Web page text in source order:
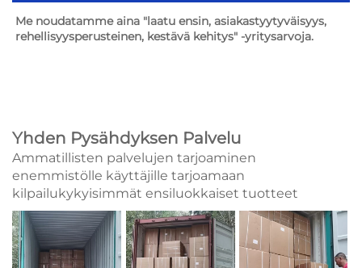
Me noudatamme aina "laatu ensin, asiakastyytyväisyys,
rehellisyysperusteinen, kestävä kehitys" -yritysarvoja.
Yhden Pysähdyksen Palvelu
Ammatillisten palvelujen tarjoaminen
enemmistölle käyttäjille tarjoamaan
kilpailukykyisimmät ensiluokkaiset tuotteet